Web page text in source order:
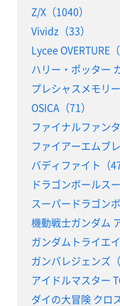
Z/X（1040）
Vividz（33）
Lycee OVERTURE（
ハリー・ポッター
プレシャスメモリ
OSICA（71）
ファイナルファン
ファイアーエムブ
バディファイト（
ドラゴンボールス
スーパードラゴン
機動戦士ガンダム
ガンダムトライエイ
ガンバレジェンズ（
アイドルマスター
ダイの大冒険 クロ